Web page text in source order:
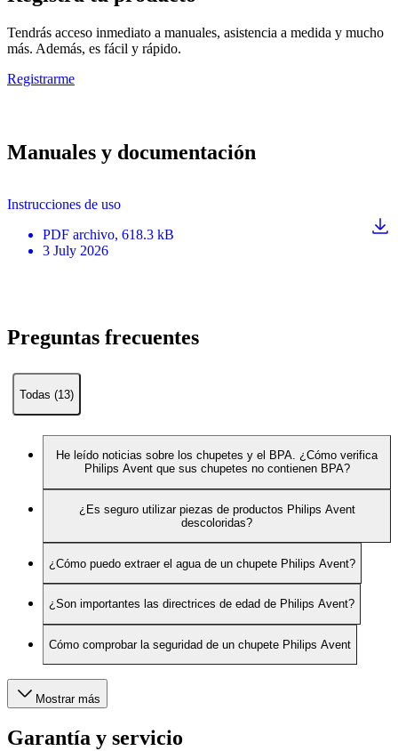
Tendrás acceso inmediato a manuales, asistencia a medida y mucho
más. Además, es fácil y rápido.
Registrarme
Manuales y documentación
Instrucciones de uso
PDF archivo, 618.3 kB
3 July 2026
Preguntas frecuentes
Todas (13)
He leído noticias sobre los chupetes y el BPA. ¿Cómo verifica
Philips Avent que sus chupetes no contienen BPA?
¿Es seguro utilizar piezas de productos Philips Avent
descoloridas?
¿Cómo puedo extraer el agua de un chupete Philips Avent?
¿Son importantes las directrices de edad de Philips Avent?
Cómo comprobar la seguridad de un chupete Philips Avent
Mostrar más
Garantía y servicio